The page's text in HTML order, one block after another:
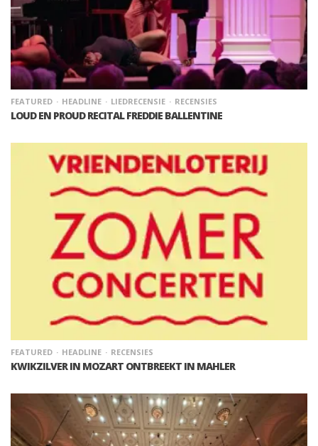
FEATURED HEADLINE LIEDRECENSIE RECENSIES
LOUD EN PROUD RECITAL FREDDIE BALLENTINE
FEATURED HEADLINE RECENSIES
KWIKZILVER IN MOZART ONTBREEKT IN MAHLER